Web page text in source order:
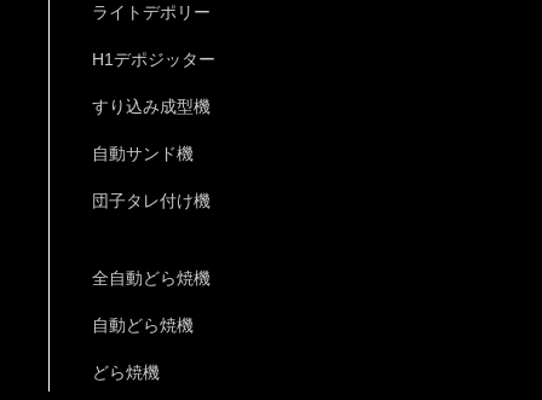
ライトデポリー
H1デポジッター
すり込み成型機
自動サンド機
団子タレ付け機
全自動どら焼機
自動どら焼機
どら焼機